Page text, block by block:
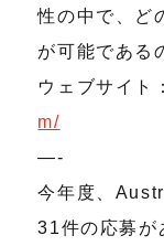
性の中で、ど
が可能である
ウェブサイト：
m/
—-
今年度、
31件の応募が